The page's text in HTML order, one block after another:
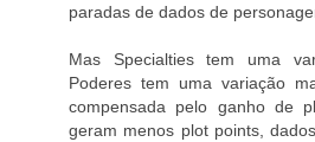
paradas de dados de
Mas Specialties tem uma
Poderes tem uma variação
compensada pelo ganho de
geram menos plot points,